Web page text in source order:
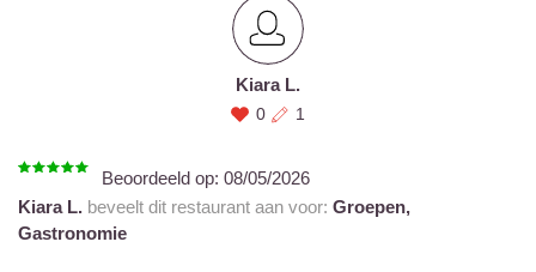
Kiara L.
0 1
Beoordeeld op: 08/05/2026
Kiara L. beveelt dit restaurant aan voor: Groepen,
Gastronomie